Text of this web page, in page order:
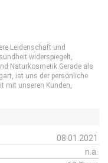
Leidenschaft und
widerspiegelt,
Naturkosmetik.Gerade als
ist uns der persönliche
mit unseren Kunden,
08.01.2021
n.a.